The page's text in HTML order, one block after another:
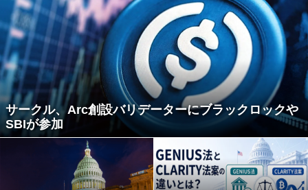
サークル、Arc創設バリデーターにブラックロックや
SBIが参加